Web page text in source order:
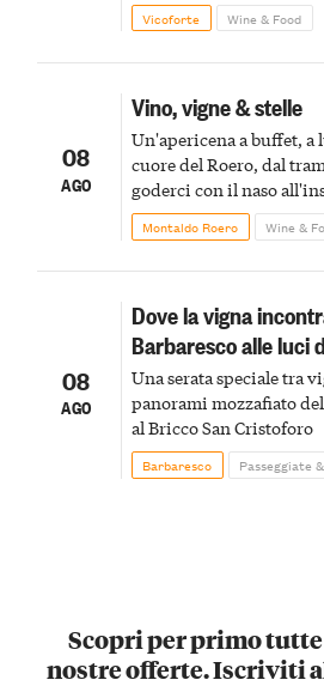
Vicoforte Wine & Food
08
AGO
Vino, vigne & stelle
Un'apericena a buffet, a
cuore del Roero, dal
goderci con il naso
Montaldo Roero Wine &
08
AGO
Dove la vigna
Barbaresco alle luci
Una serata speciale tra
panorami mozzafiato
al Bricco San Cristoforo
Barbaresco Passeggiate
Scopri per primo
nostre offerte. Iscriviti